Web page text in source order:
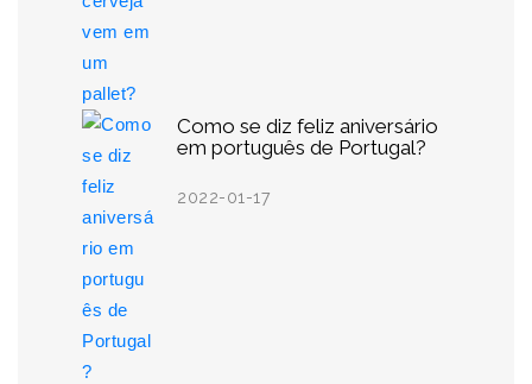
Como se diz feliz aniversário
em português de Portugal?
2022-01-17